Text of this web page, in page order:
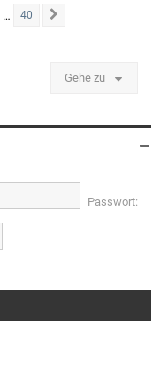
… 40
Gehe zu
Passwort: